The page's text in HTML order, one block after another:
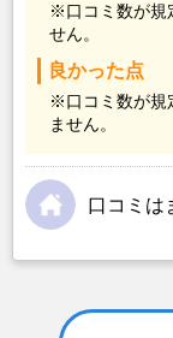
※口コミ数が規
せん。
良かった点
※口コミ数が規
ません。
口コミは